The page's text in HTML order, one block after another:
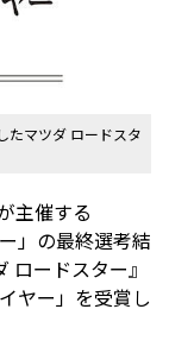
たマツダ ロードスタ
主催する
」の最終選考結
ードスター』
ヤー」を受賞し